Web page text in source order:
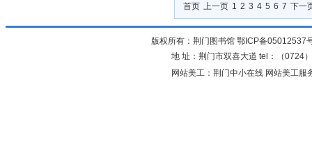
首页 上一页 1 2 3 4 5 6 7 下一
版权所有：荆门图书馆 鄂ICP备05012537
地 址：荆门市双喜大道 tel：（0724
网站美工：荆门中小在线 网站美工